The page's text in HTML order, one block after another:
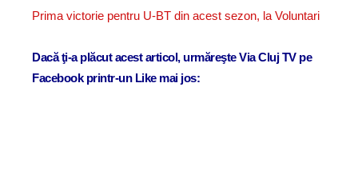
Prima victorie pentru U-BT din acest sezon, la Voluntari
Dacă ţi-a plăcut acest articol, urmăreşte Via Cluj TV pe
Facebook printr-un Like mai jos: